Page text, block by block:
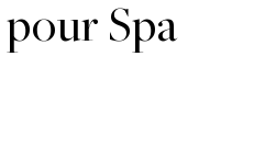
Spa